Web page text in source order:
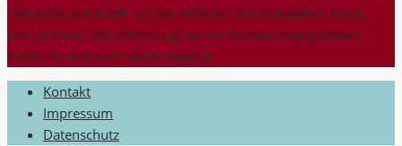
Zeitpunkt des Kaufs auf der Website des Verkäufers stand.
Eine Echtzeit-Aktualisierung der vorstehend angegebenen
Preise ist technisch nicht möglich.
Kontakt
Impressum
Datenschutz